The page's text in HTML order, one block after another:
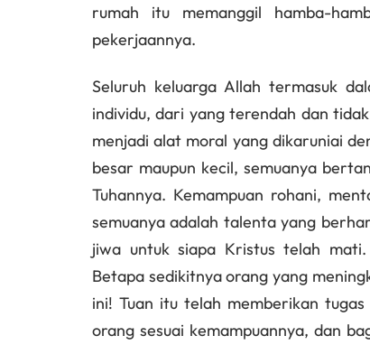
rumah itu memanggil hamba-
pekerjaannya.
Seluruh keluarga Allah termasuk
individu, dari yang terendah dan
menjadi alat moral yang dikaruniai
besar maupun kecil, semuanya
Tuhannya. Kemampuan rohani,
semuanya adalah talenta yang
jiwa untuk siapa Kristus telah
Betapa sedikitnya orang yang
ini! Tuan itu telah memberikan
orang sesuai kemampuannya, dan